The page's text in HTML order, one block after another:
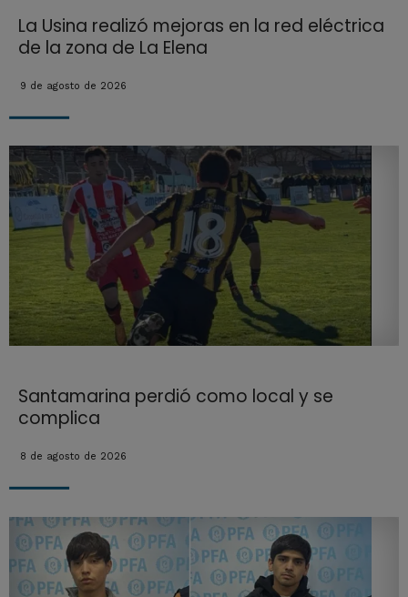
La Usina realizó mejoras en la red eléctrica
de la zona de La Elena
9 de agosto de 2026
Santamarina perdió como local y se
complica
8 de agosto de 2026